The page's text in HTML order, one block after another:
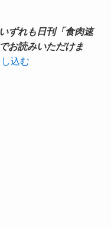
ずれも日刊「食肉速
お読みいただけま
込む